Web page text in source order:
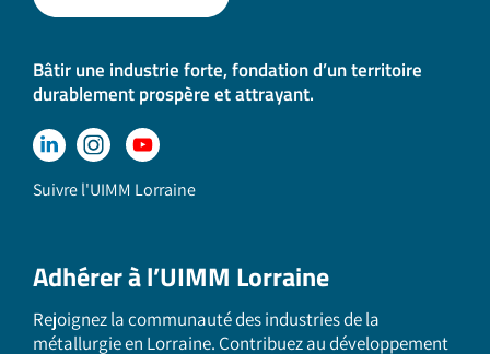
Bâtir une industrie forte, fondation d’un territoire
durablement prospère et attrayant.
Suivre l'UIMM Lorraine
Adhérer à l’UIMM Lorraine
Rejoignez la communauté des industries de la
métallurgie en Lorraine. Contribuez au développement